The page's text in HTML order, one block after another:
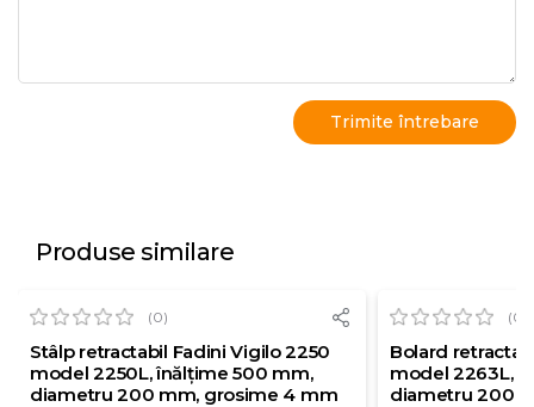
Produse similare
(0)
Stâlp retractabil Fadini Vigilo 2250
model 2250L, înălțime 500 mm,
diametru 200 mm, grosime 4 mm
(0)
Bolard
model 2263L,
diametru 200